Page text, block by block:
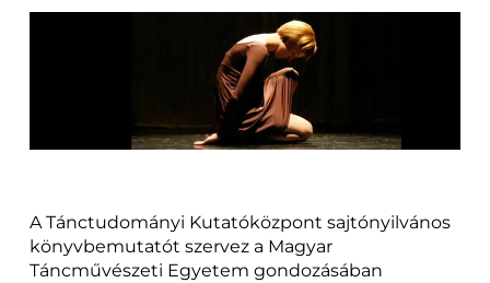
A Tánctudományi Kutatóközpont sajtónyilvános
könyvbemutatót szervez a Magyar
Táncművészeti Egyetem gondozásában